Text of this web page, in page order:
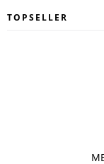
TOPSELLER